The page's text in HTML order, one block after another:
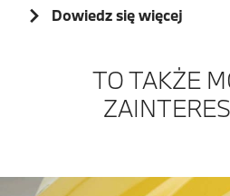
Dowiedz się więcej
TO TAKŻE